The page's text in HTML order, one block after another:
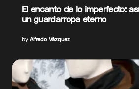
El encanto de lo imperfecto:
un guardarropa eterno
by Alfredo Vázquez